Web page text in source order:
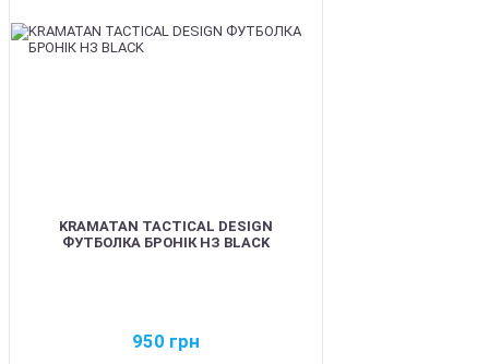
KRAMATAN TACTICAL DESIGN
ФУТБОЛКА БРОНІК НЗ BLACK
950 грн